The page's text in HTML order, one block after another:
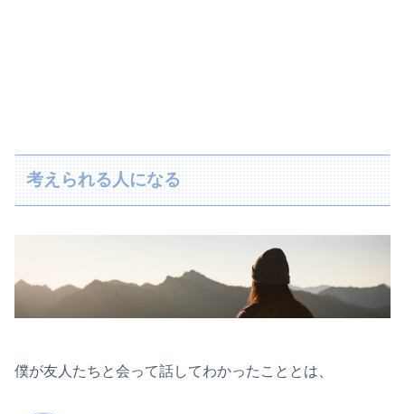
考えられる人になる
僕が友人たちと会って話してわかったこととは、